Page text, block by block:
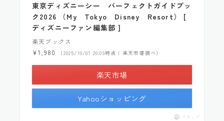
東京ディズニーシー パーフェクトガイドブッ
ク2026 （My Tokyo Disney Resort） [
ディズニーファン編集部 ]
楽天ブックス
¥1,980
（2025/10/01 20:09時点 | 楽天市場調べ）
楽天市場
Yahooショッピング
ポチップ